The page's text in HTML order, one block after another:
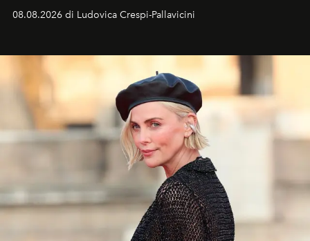
favorevole della Luna nuova in Leone del 12 agosto,
ideale per la notte delle Perseidi.
08.08.2026 di Ludovica Crespi-Pallavicini